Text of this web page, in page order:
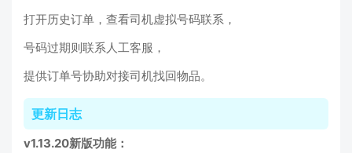
打开历史订单，查看司机虚拟号码联系，
号码过期则联系人工客服，
提供订单号协助对接司机找回物品。
更新日志
v1.13.20新版功能：